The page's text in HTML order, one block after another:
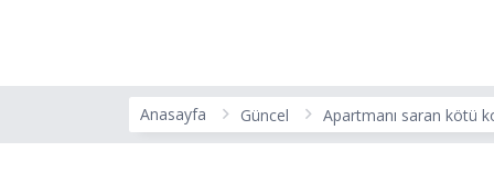
Anasayfa Güncel Apartmanı saran kötü